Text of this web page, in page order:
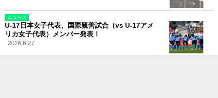
ニュース
U-17日本女子代表、国際親善試合（vs U-17アメ
リカ女子代表）メンバー発表！
2026.6.27